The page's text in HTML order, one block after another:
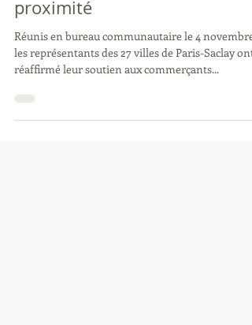
le commerce et l’artisanat de
proximité
Réunis en bureau communautaire le 4 novembre,